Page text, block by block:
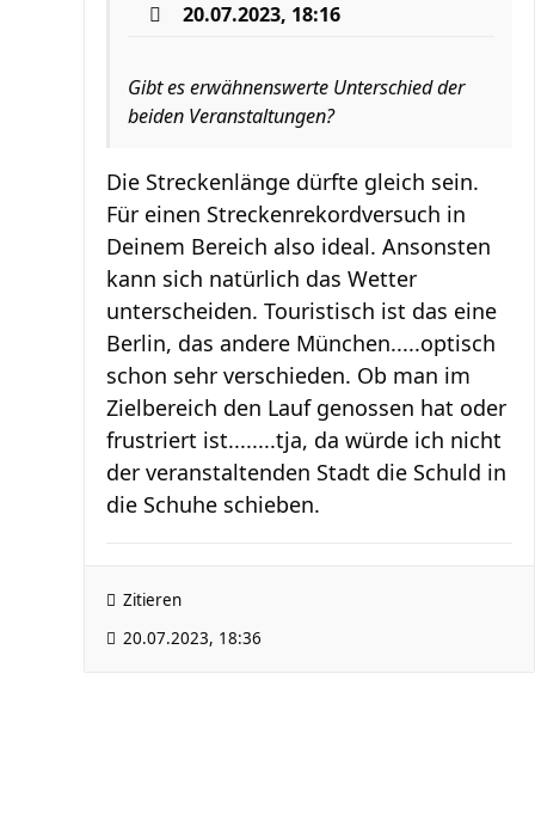
20.07.2023, 18:16
Gibt es erwähnenswerte Unterschied der
beiden Veranstaltungen?
Die Streckenlänge dürfte gleich sein.
Für einen Streckenrekordversuch in
Deinem Bereich also ideal. Ansonsten
kann sich natürlich das Wetter
unterscheiden. Touristisch ist das eine
Berlin, das andere München.....optisch
schon sehr verschieden. Ob man im
Zielbereich den Lauf genossen hat oder
frustriert ist........tja, da würde ich nicht
der veranstaltenden Stadt die Schuld in
die Schuhe schieben.
Zitieren
20.07.2023, 18:36